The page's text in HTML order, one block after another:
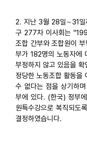
2. 지난 3월 28일∼31일
구 277차 이사회는
조합 간부와 조합원이
부가 182명의 노동자에
부정하지 않고 있음을
정당한 노동조합 활동을
수 없다는 점을 상기하
부에 있다. (한국) 정부
원특수강으로 복직되도
결정하였습니다.